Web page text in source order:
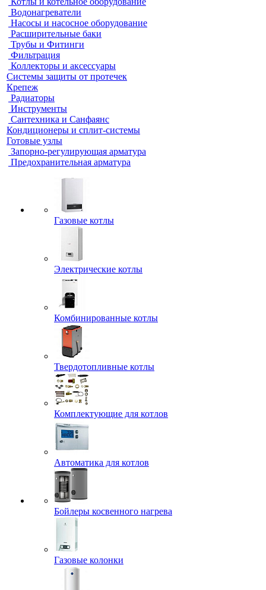
Водонагреватели
Насосы и насосное оборудование
Расширительные баки
Трубы и Фитинги
Фильтрация
Коллекторы и аксессуары
Системы защиты от протечек
Крепеж
Радиаторы
Инструменты
Сантехника и Санфаянс
Кондиционеры и сплит-системы
Готовые узлы
Запорно-регулирующая арматура
Предохранительная арматура
Газовые котлы
Электрические котлы
Комбинированные котлы
Твердотопливные котлы
Комплектующие для котлов
Автоматика для котлов
Бойлеры косвенного нагрева
Газовые колонки